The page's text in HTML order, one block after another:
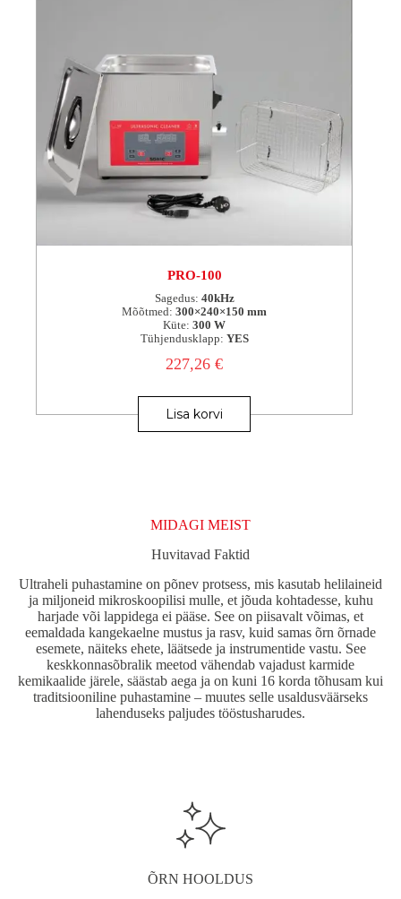
PRO-100
Sagedus: 40kHz
Mõõtmed: 300×240×150 mm
Küte: 300 W
Tühjendusklapp: YES
227,26€
Lisa korvi
MIDAGI MEIST
Huvitavad Faktid
Ultraheli puhastamine on põnev protsess, mis kasutab helilaineid
ja miljoneid mikroskoopilisi mulle, et jõuda kohtadesse, kuhu
harjade või lappidega ei pääse. See on piisavalt võimas, et
eemaldada kangekaelne mustus ja rasv, kuid samas õrn õrnade
esemete, näiteks ehete, läätsede ja instrumentide vastu. See
keskkonnasõbralik meetod vähendab vajadust karmide
kemikaalide järele, säästab aega ja on kuni 16 korda tõhusam kui
traditsiooniline puhastamine – muutes selle usaldusväärseks
lahenduseks paljudes tööstusharudes.
ÕRN HOOLDUS